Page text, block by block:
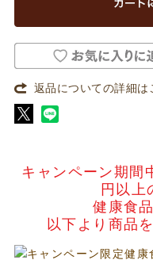
返品についての詳細は
キャンペーン期間
円以上
健康食
以下より商品